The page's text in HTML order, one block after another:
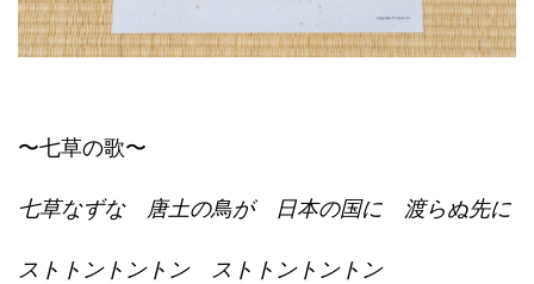
〜七草の歌〜
七草なずな 唐土の鳥が 日本の国に 渡らぬ先に
ストトントントン ストトントントン